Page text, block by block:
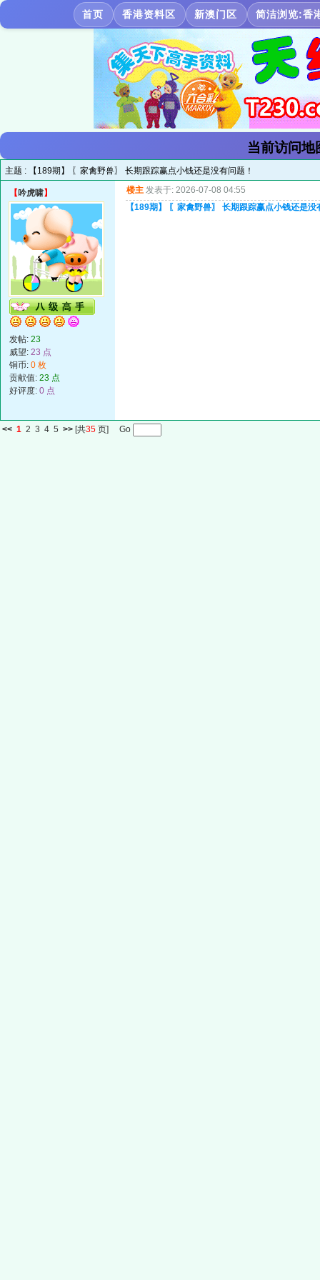
首页 香港资料区 新澳门区 简洁浏览:香
当前访问地
主题 : 【189期】 〖家禽野兽〗 长期跟踪赢点小钱还是没有问题！
【 吟虎啸】
发帖: 23
威望: 23 点
铜币: 0 枚
贡献值: 23 点
好评度: 0 点
楼主 发表于: 2026-07-08 04:55
【189期】 〖家禽野兽〗 长期跟踪赢点小钱还是没
<< 1 2 3 4 5 >> [共35 页] Go